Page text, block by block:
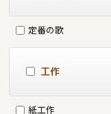
定番の歌
工作
紙工作